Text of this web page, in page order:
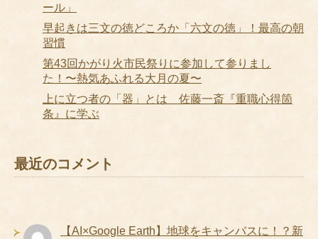
ール」
早起きは三文の徳どころか「六文の徳」！最高の朝
習慣
第43回かがり火市民祭りに参加して参りまし
た！〜熱気あふれる大月の夏〜
上に立つ者の「器」とは 佐藤一斎『重職心得箇
条』に学ぶ
最近のコメント
【AI×Google Earth】地球をキャンバスに！？新